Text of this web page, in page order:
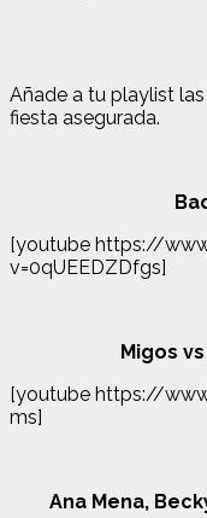
Añade a tu playlist
fiesta asegurada.
[youtube https://
v=0qUEEDZDfgs]
Migos
[youtube https://
ms]
Ana Mena,